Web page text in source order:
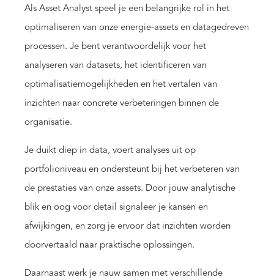
Als Asset Analyst speel je een belangrijke rol in het
optimaliseren van onze energie-assets en datagedreven
processen. Je bent verantwoordelijk voor het
analyseren van datasets, het identificeren van
optimalisatiemogelijkheden en het vertalen van
inzichten naar concrete verbeteringen binnen de
organisatie.
Je duikt diep in data, voert analyses uit op
portfolioniveau en ondersteunt bij het verbeteren van
de prestaties van onze assets. Door jouw analytische
blik en oog voor detail signaleer je kansen en
afwijkingen, en zorg je ervoor dat inzichten worden
doorvertaald naar praktische oplossingen.
Daarnaast werk je nauw samen met verschillende